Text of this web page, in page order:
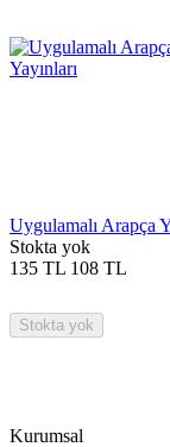
Uygulamalı Arapça
Stokta yok
135 TL 108 TL
Stokta yok
Kurumsal